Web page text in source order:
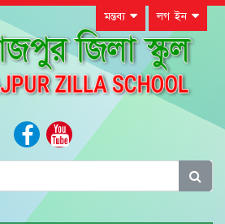
মন্তব্য লগ ইন